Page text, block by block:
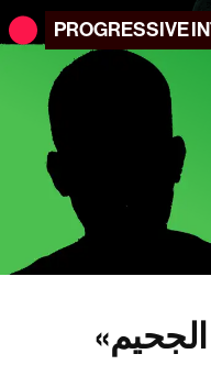
PROGRESSIVE